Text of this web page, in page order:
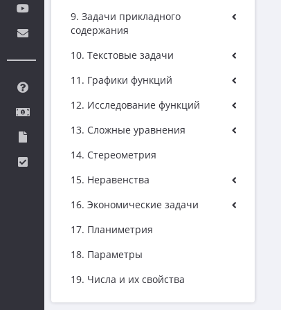
9. Задачи прикладного
содержания
10. Текстовые задачи
11. Графики функций
12. Исследование функций
13. Сложные уравнения
14. Стереометрия
15. Неравенства
16. Экономические задачи
17. Планиметрия
18. Параметры
19. Числа и их свойства